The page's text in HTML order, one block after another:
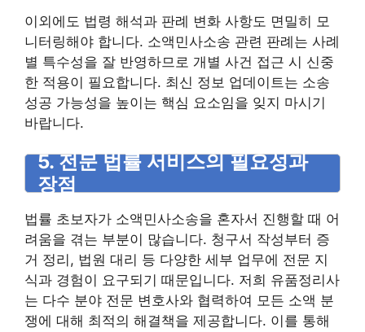
이외에도 법령 해석과 판례 변화 사항도 면밀히 모
니터링해야 합니다. 소액민사소송 관련 판례는 사례
별 특수성을 잘 반영하므로 개별 사건 접근 시 신중
한 적용이 필요합니다. 최신 정보 업데이트는 소송
성공 가능성을 높이는 핵심 요소임을 잊지 마시기
바랍니다.
5. 전문 법률 서비스의 필요성과
장점
법률 초보자가 소액민사소송을 혼자서 진행할 때 어
려움을 겪는 부분이 많습니다. 청구서 작성부터 증
거 정리, 법원 대리 등 다양한 세부 업무에 전문 지
식과 경험이 요구되기 때문입니다. 저희 유품정리사
는 다수 분야 전문 변호사와 협력하여 모든 소액 분
쟁에 대해 최적의 해결책을 제공합니다. 이를 통해